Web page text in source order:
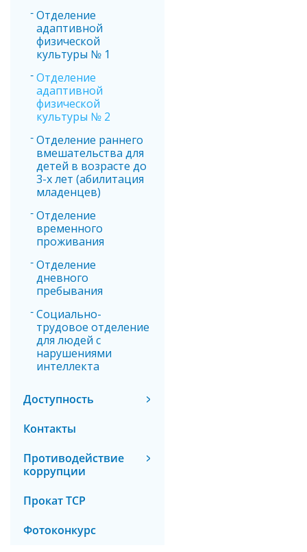
Отделение
адаптивной
физической
культуры № 1
Отделение
адаптивной
физической
культуры № 2
Отделение раннего
вмешательства для
детей в возрасте до
3-х лет (абилитация
младенцев)
Отделение
временного
проживания
Отделение
дневного
пребывания
Социально-
трудовое отделение
для людей с
нарушениями
интеллекта
Доступность
Контакты
Противодействие
коррупции
Прокат ТСР
Фотоконкурс